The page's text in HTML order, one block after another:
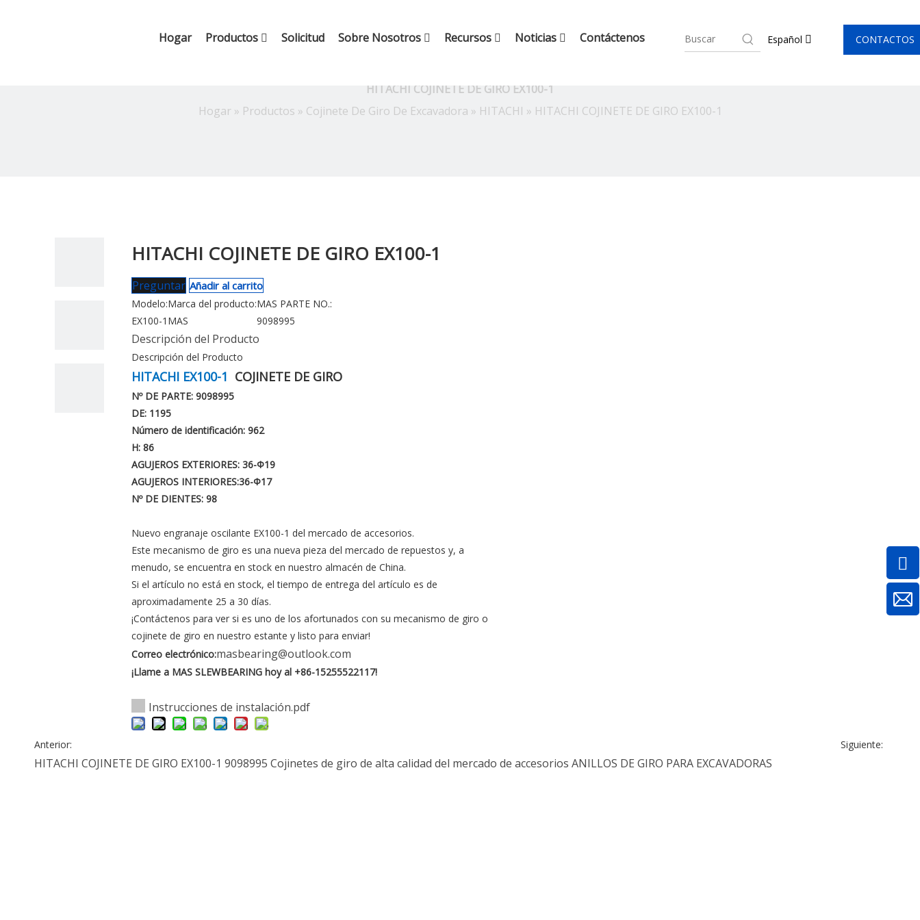
Hogar Productos Solicitud Sobre Nosotros Recursos Noticias Contáctenos Español CONTACTOS
HITACHI COJINETE DE GIRO EX100-1
Hogar » Productos » Cojinete De Giro De Excavadora » HITACHI » HITACHI COJINETE DE GIRO EX100-1
HITACHI COJINETE DE GIRO EX100-1
Preguntar Añadir al carrito
Modelo:
EX100-1
Marca del producto:
MAS
MAS PARTE NO.:
9098995
Descripción del Producto
Descripción del Producto
HITACHI EX100-1 COJINETE DE GIRO
Nº DE PARTE: 9098995
DE: 1195
Número de identificación: 962
H: 86
AGUJEROS EXTERIORES: 36-Φ19
AGUJEROS INTERIORES:36-Φ17
Nº DE DIENTES: 98
Nuevo engranaje oscilante EX100-1 del mercado de accesorios.
Este mecanismo de giro es una nueva pieza del mercado de repuestos y, a
menudo, se encuentra en stock en nuestro almacén de China.
Si el artículo no está en stock, el tiempo de entrega del artículo es de
aproximadamente 25 a 30 días.
¡Contáctenos para ver si es uno de los afortunados con su mecanismo de giro o
cojinete de giro en nuestro estante y listo para enviar!
Correo electrónico:masbearing@outlook.com
¡Llame a MAS SLEWBEARING hoy al +86-15255522117!
Instrucciones de instalación.pdf
Anterior: Siguiente:
HITACHI COJINETE DE GIRO EX100-1 9098995 Cojinetes de giro de alta calidad del mercado de accesorios ANILLOS DE GIRO PARA EXCAVADORAS